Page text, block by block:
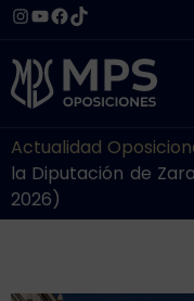
Saltar
contenido
Instagram
YouTube
Facebook
TikTok
Actualidad
la Diputación de
2026)